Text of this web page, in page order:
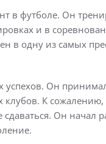
в футболе. Он
и в
в одну из самых
успехов. Он
К сожалению,
Он начал